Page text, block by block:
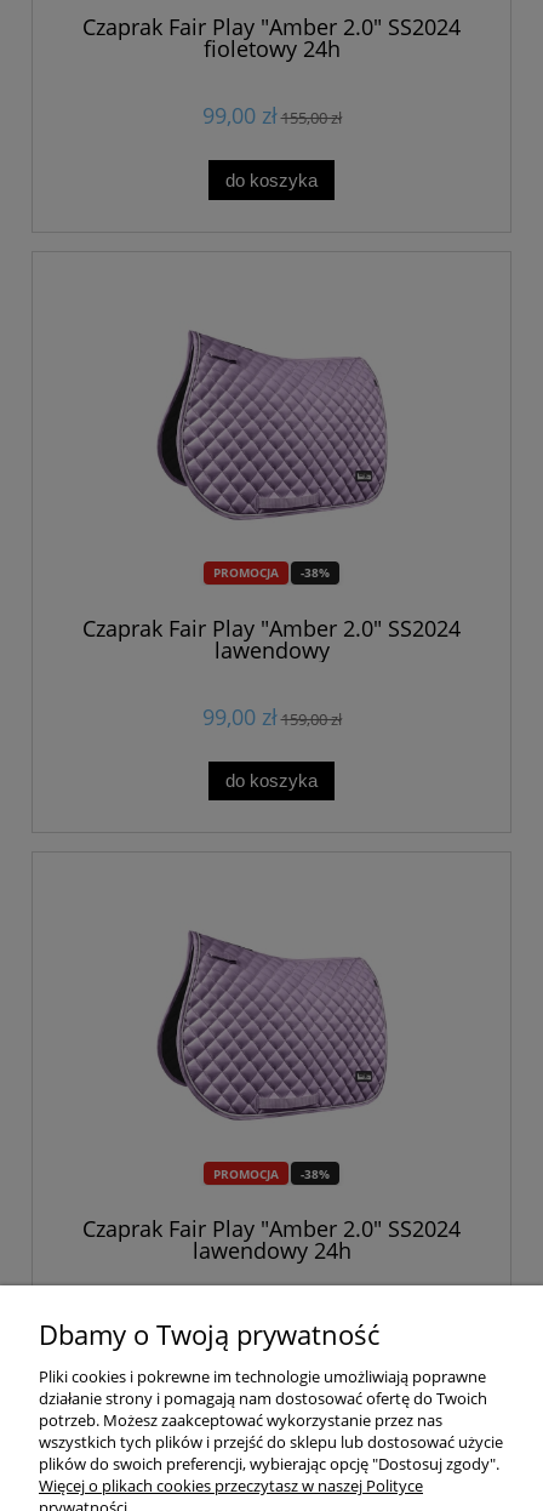
Czaprak Fair Play "Amber 2.0" SS2024
fioletowy 24h
99,00 zł155,00 zł
do koszyka
PROMOCJA -38%
Czaprak Fair Play "Amber 2.0" SS2024
lawendowy
99,00 zł159,00 zł
do koszyka
PROMOCJA -38%
Czaprak Fair Play "Amber 2.0" SS2024
lawendowy 24h
98,99 zł
do koszyka
« 1 2 3 4 5 ... 436 »
Dbamy o Twoją prywatność
Pliki cookies i pokrewne im technologie umożliwiają poprawne
działanie strony i pomagają nam dostosować ofertę do Twoich
potrzeb. Możesz zaakceptować wykorzystanie przez nas
wszystkich tych plików i przejść do sklepu lub dostosować użycie
plików do swoich preferencji, wybierając opcję "Dostosuj zgody".
Więcej o plikach cookies przeczytasz w naszej Polityce